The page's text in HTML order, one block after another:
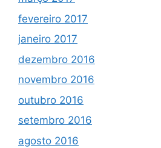
fevereiro 2017
janeiro 2017
dezembro 2016
novembro 2016
outubro 2016
setembro 2016
agosto 2016